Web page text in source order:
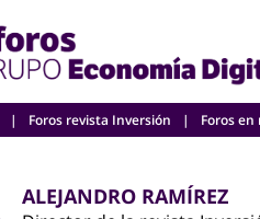
Foros revista Inversión Foros
ALEJANDRO RAMÍREZ